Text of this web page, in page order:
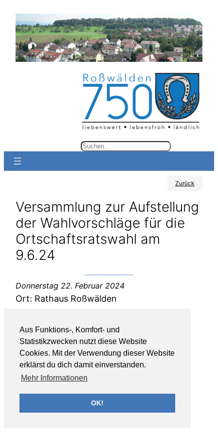
Aus Funktions-, Komfort- und
Statistikzwecken nutzt diese Website
Cookies. Mit der Verwendung dieser Website
erklärst du dich damit einverstanden.
Mehr Informationen
OK!
Inhalt
springen
S
c
e
n
Zurück
Versammlung zur Aufstellung
der Wahlvorschläge für die
Ortschaftsratswahl am
9.6.24
Donnerstag 22. Februar 2024
Ort: Rathaus Roßwälden